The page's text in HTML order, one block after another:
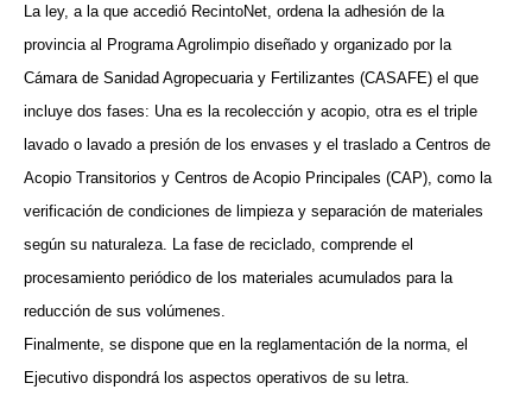
La ley, a la que accedió RecintoNet, ordena la adhesión de la
provincia al Programa Agrolimpio diseñado y organizado por la
Cámara de Sanidad Agropecuaria y Fertilizantes (CASAFE) el que
incluye dos fases: Una es la recolección y acopio, otra es el triple
lavado o lavado a presión de los envases y el traslado a Centros de
Acopio Transitorios y Centros de Acopio Principales (CAP), como la
verificación de condiciones de limpieza y separación de materiales
según su naturaleza. La fase de reciclado, comprende el
procesamiento periódico de los materiales acumulados para la
reducción de sus volúmenes.
Finalmente, se dispone que en la reglamentación de la norma, el
Ejecutivo dispondrá los aspectos operativos de su letra.